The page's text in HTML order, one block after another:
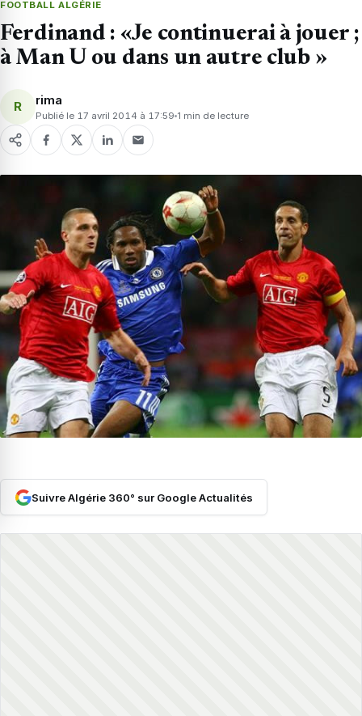
FOOTBALL ALGÉRIE
Ferdinand : «Je continuerai à jouer ;
à Man U ou dans un autre club »
R rima
Publié le 17 avril 2014 à 17:59 1 min de lecture
Suivre Algérie 360° sur Google Actualités